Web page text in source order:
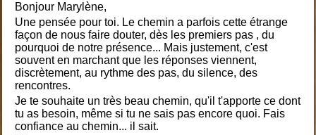
Bonjour Marylène,
Une pensée pour toi. Le chemin a parfois cette étrange
façon de nous faire douter, dès les premiers pas , du
pourquoi de notre présence... Mais justement, c'est
souvent en marchant que les réponses viennent,
discrètement, au rythme des pas, du silence, des
rencontres.
Je te souhaite un très beau chemin, qu'il t'apporte ce dont
tu as besoin, même si tu ne sais pas encore quoi. Fais
confiance au chemin... il sait.